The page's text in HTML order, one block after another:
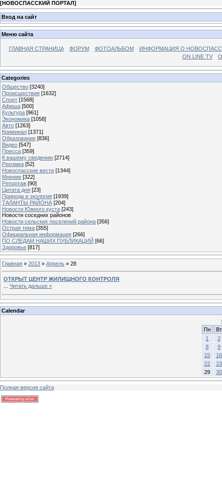
[НОВОСПАССКИЙ ПОРТАЛ]
Вход на сайт
Меню сайта
ГЛАВНАЯ СТРАНИЦА ФОРУМ ФОТОАЛЬБОМ
ИНФОРМАЦИЯ О
ON LINE TV
Categories
Общество [3240]
Происшествия [1632]
Спорт [1568]
Афиша [500]
Культура [961]
Экономика [1058]
Авто [1263]
Криминал [1371]
Образование [836]
Видео [547]
Пресса [359]
К вашему сведению [2714]
Реклама [52]
Новоспасские вести [1344]
Мнение [322]
Репортаж [90]
Цитата дня [23]
Природа и экология [1939]
ТАЛАНТЫ РАЙОНА [204]
Новости Южного куста [243]
Новости соседних районов
Новости сельских поселений района [356]
Острая тема [355]
Официальная информация [266]
ПО СЛЕДАМ НАШИХ ПУБЛИКАЦИЙ [66]
Здоровье [817]
Главная » 2013 » Апрель » 28
ОТКРЫТ ЦЕНТР ЖИЛИЩНОГО КОНТРОЛЯ
Читать дальше »
Calendar
Пн
Вт
1
2
8
9
15
16
22
23
29
30
Полная версия сайта